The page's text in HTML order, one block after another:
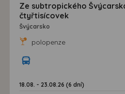
Ze subtropického
čtyřtisícovek
Švýcarsko
polopenze
18.08. - 23.08.26 (6 dní)